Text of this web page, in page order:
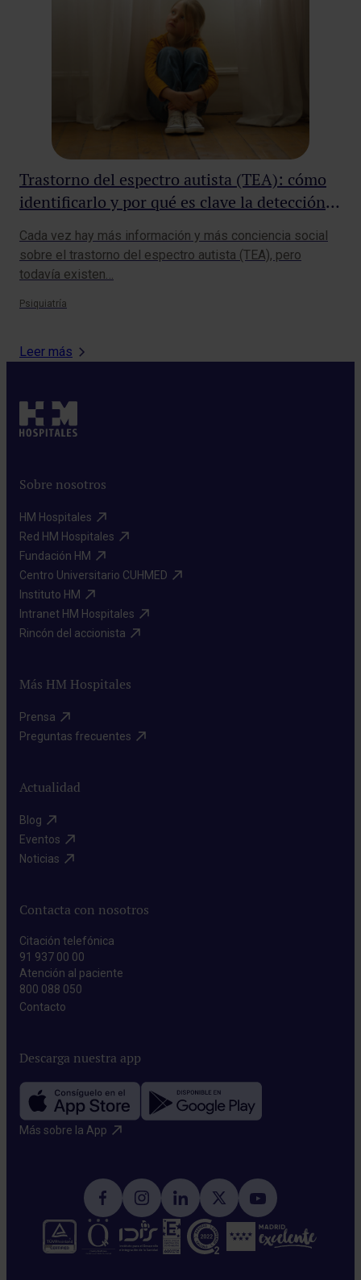
Trastorno del espectro autista (TEA): cómo
identificarlo y por qué es clave la detección
Cada vez hay más información y más conciencia social
sobre el trastorno del espectro autista (TEA), pero
todavía existen…
Psiquiatría
Leer más
Sobre nosotros
HM Hospitales​
Red HM Hospitales​
Fundación HM​
Centro Universitario CUHMED​
Instituto HM​
Intranet HM Hospitales​
Rincón del accionista​
Más HM Hospitales
Prensa​
Preguntas frecuentes​
Actualidad
Blog​
Eventos​
Noticias​
Contacta con nosotros
Citación telefónica
91 937 00 00
Atención al paciente
800 088 050
Contacto​
Descarga nuestra app
Más sobre la App​